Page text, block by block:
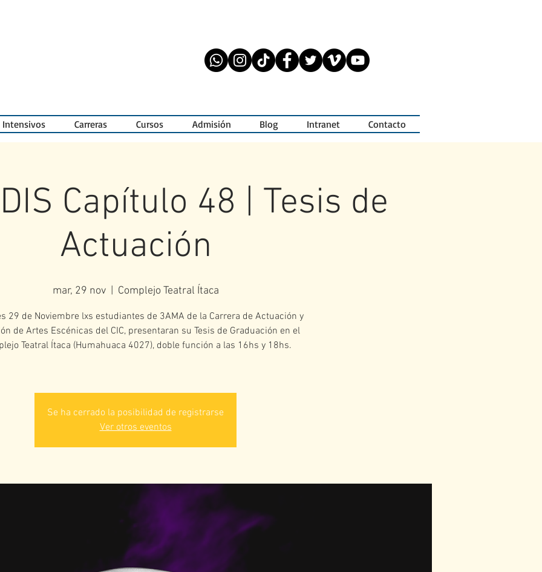
Intensivos Carreras Cursos Admisión Blog Intranet Contacto
Capítulo 48 | Tesis de
Actuación
mar, 29 nov
  |
Complejo Teatral Ítaca
29 de Noviembre lxs estudiantes de 3AMA de la Carrera de Actuación y
de Artes Escénicas del CIC, presentaran su Tesis de Graduación en el
Teatral Ítaca (Humahuaca 4027), doble función a las 16hs y 18hs.
Se ha cerrado la posibilidad de registrarse
Ver otros eventos